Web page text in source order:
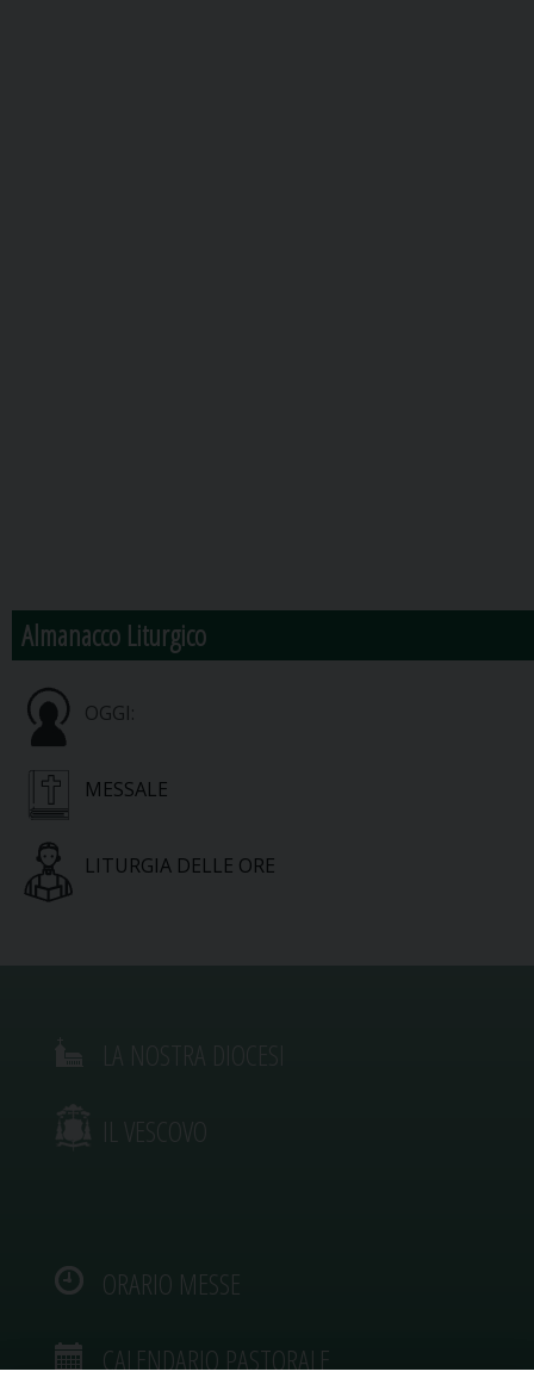
Almanacco Liturgico
OGGI:
MESSALE
LITURGIA DELLE ORE
IL VESCOVO
ORARIO MESSE
CALENDARIO PASTORALE